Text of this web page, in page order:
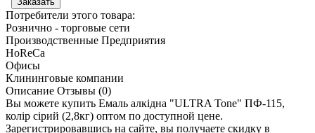
Потребители этого товара:
Рознично - торговые сети
Производственные Предприятия
HoReCa
Офисы
Клининговые компании
Описание Отзывы (0)
Вы можете купить Емаль алкідна "ULTRA Tone" ПФ-115,
колір сірий (2,8кг) оптом по доступной цене.
Зарегистрировавшись на сайте, вы получаете скидку в